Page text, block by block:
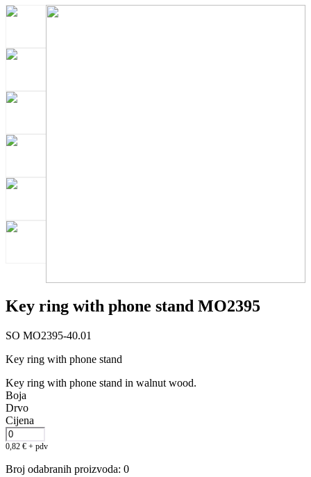
Key ring with phone stand MO2395
SO MO2395-40.01
Key ring with phone stand
Key ring with phone stand in walnut wood.
Boja
Drvo
Cijena
0,82 € + pdv
Broj odabranih proizvoda: 0